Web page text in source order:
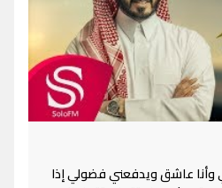
عاشق ويدفعني فضولي إذا